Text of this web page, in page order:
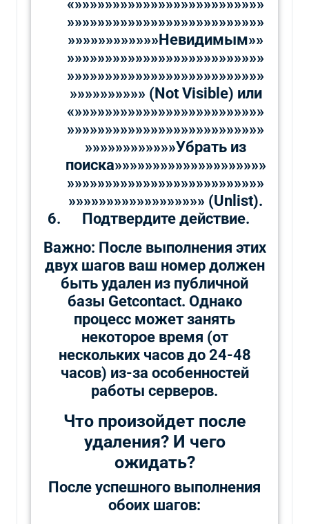
«»»»»»»»»»»»»»»»»»»»»»»»»»
»»»»»»»»»»»»»»»»»»»»»»»»»»
»»»»»»»»»»»»Невидимым»»
»»»»»»»»»»»»»»»»»»»»»»»»»»
»»»»»»»»»»»»»»»»»»»»»»»»»»
»»»»»»»»»» (Not Visible) или
«»»»»»»»»»»»»»»»»»»»»»»»»»
»»»»»»»»»»»»»»»»»»»»»»»»»»
»»»»»»»»»»»»Убрать из
поиска»»»»»»»»»»»»»»»»»»»»
»»»»»»»»»»»»»»»»»»»»»»»»»»
»»»»»»»»»»»»»»»»»» (Unlist).
Подтвердите действие.
Важно: После выполнения этих
двух шагов ваш номер должен
быть удален из публичной
базы Getcontact. Однако
процесс может занять
некоторое время (от
нескольких часов до 24-48
часов) из-за особенностей
работы серверов.
Что произойдет после
удаления? И чего
ожидать?
После успешного выполнения
обоих шагов: